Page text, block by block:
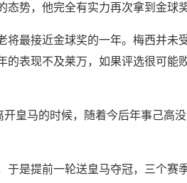
态势，他完全有实力再次拿到金球奖
将最接近金球奖的一年。梅西并未
的表现不及莱万，如果评选很可能
皇马的时候，随着今后年事己高
于是提前一轮送皇马夺冠，三个赛